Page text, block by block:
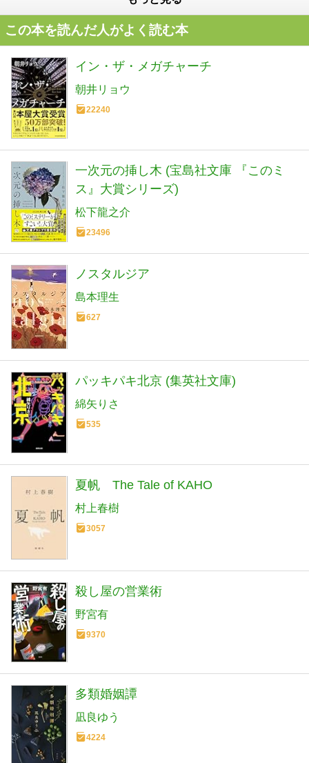
この本を読んだ人がよく読む本
イン・ザ・メガチャーチ
朝井リョウ
22240
一次元の挿し木 (宝島社文庫 『このミ
ス』大賞シリーズ)
松下龍之介
23496
ノスタルジア
島本理生
627
パッキパキ北京 (集英社文庫)
綿矢りさ
535
夏帆 The Tale of KAHO
村上春樹
3057
殺し屋の営業術
野宮有
9370
多類婚姻譚
凪良ゆう
4224